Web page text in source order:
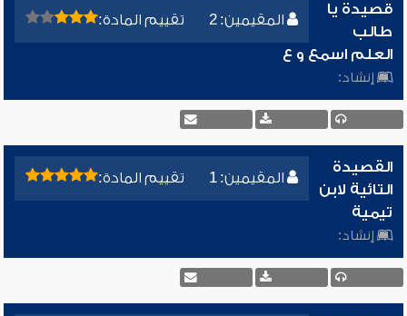
المقيمين: 2 تقييم المادة:
قصيدة يا
طالب
العلم اسمع و ع
إنشاد:
المقيمين: 1 تقييم المادة:
القصيدة
التائية لابن
تيمية
إنشاد: